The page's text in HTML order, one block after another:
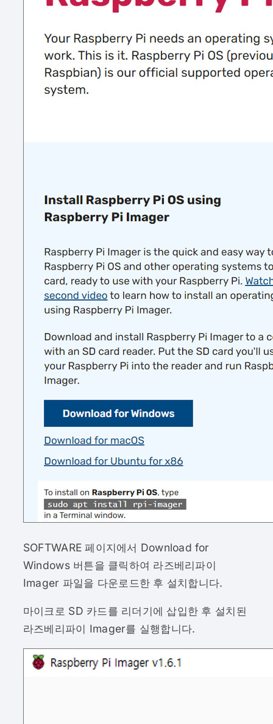
SOFTWARE 페이지에서 Download for
Windows 버튼을 클릭하여 라즈베리파이
Imager 파일을 다운로드한 후 설치합니다.
마이크로 SD 카드를 리더기에 삽입한 후 설치된
라즈베리파이 Imager를 실행합니다.